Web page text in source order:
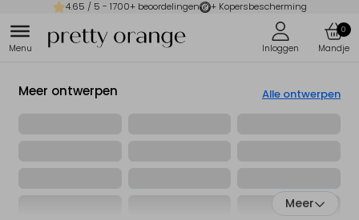
4.65 / 5 - 1700+ beoordelingen + Kopersbescherming
0
Meer ontwerpen Alle ontwerpen
Meer